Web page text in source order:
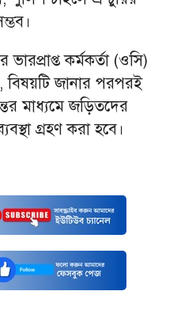
কর্মকর্তা (ওসি)
জানার পরপরই
মাধ্যমে জড়িতদের
গ্রহণ করা হবে।